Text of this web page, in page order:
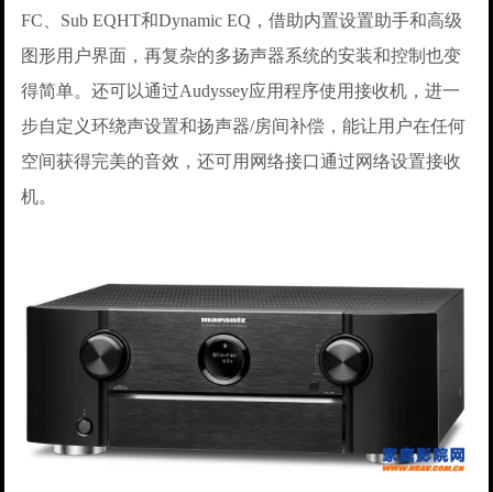
FC、Sub EQHT和Dynamic EQ，借助内置设置助手和高级
图形用户界面，再复杂的多扬声器系统的安装和控制也变
得简单。还可以通过Audyssey应用程序使用接收机，进一
步自定义环绕声设置和扬声器/房间补偿，能让用户在任何
空间获得完美的音效，还可用网络接口通过网络设置接收
机。